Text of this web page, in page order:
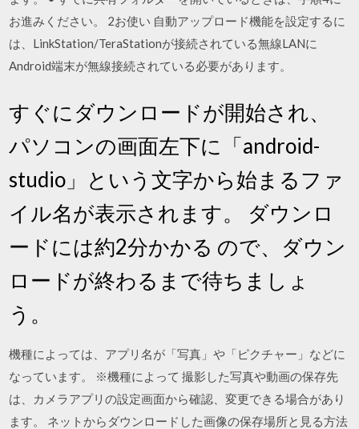
お進みください。 2お使い 自動アップロード機能を設定するに
は、LinkStation/TeraStationが接続されている無線LANに
Android端末が無線接続されている必要があります。
すぐにダウンロードが開始され、
パソコンの画面左下に「android-
studio」という文字から始まるファ
イル名が表示されます。 ダウンロ
ードには約2分かかる ので、ダウン
ロードが終わるまで待ちましょ
う。
機種によっては、アプリ名が「写真」や「ピクチャー」などに
なっています。 ※機種によって 撮影した写真や動画の保存先
は、カメラアプリの設定画面から確認、変更できる場合があり
ます。 ネットからダウンロードした画像の保存場所と見る方法